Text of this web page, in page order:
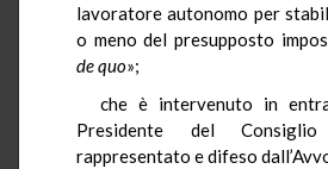
lavoratore autonomo per
o meno del presupposto
de quo»;
che è intervenuto in
Presidente del
rappresentato e difeso